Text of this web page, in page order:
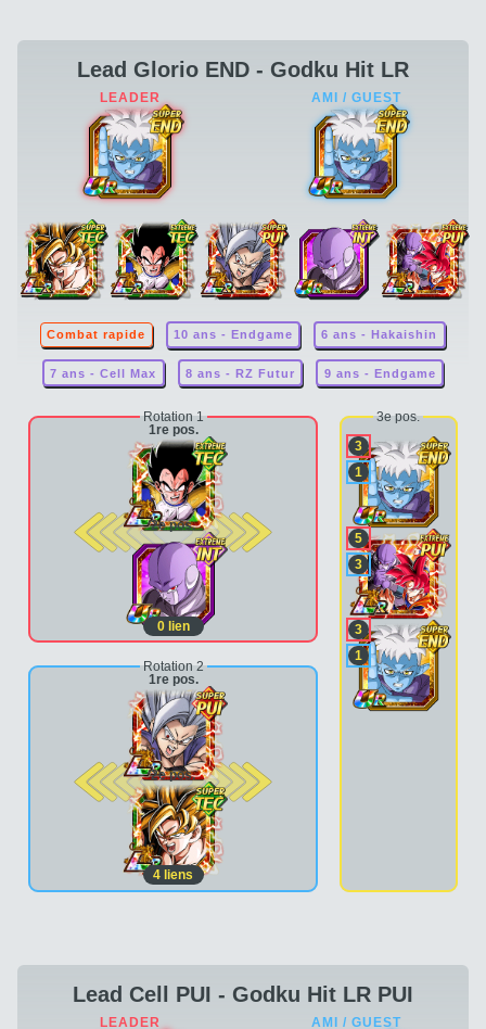
Lead Glorio END - Godku Hit LR
Combat rapide 10 ans - Endgame 6 ans - Hakaishin
7 ans - Cell Max 8 ans - RZ Futur 9 ans - Endgame
Rotation 1
1re pos.
2e pos.
0lien
Rotation 2
1re pos.
2e pos.
4 liens
3e pos.
3
1
5
3
3
1
Lead Cell PUI - Godku Hit LR PUI